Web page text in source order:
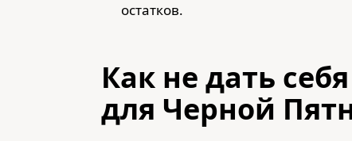
остатков.
Как не дать
для Черной